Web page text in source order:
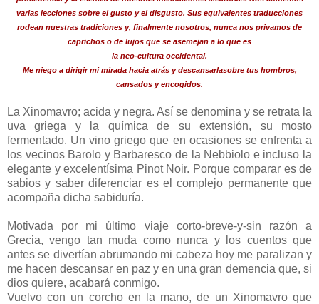
varias lecciones sobre el gusto y el disgusto. Sus equivalentes traducciones
rodean nuestras tradiciones y, finalmente nosotros, nunca nos privamos de
caprichos o de lujos que se asemejan a lo que es
la neo-cultura occidental.
Me niego a dirigir mi mirada hacia atrás y descansarlasobre tus hombros,
cansados y encogidos.
La Xinomavro; acida y negra. Así se denomina y se retrata la
uva griega y la química de su extensión, su mosto
fermentado. Un vino griego que en ocasiones se enfrenta a
los vecinos Barolo y Barbaresco de la Nebbiolo e incluso la
elegante y excelentísima Pinot Noir. Porque comparar es de
sabios y saber diferenciar es el complejo permanente que
acompaña dicha sabiduría.
Motivada por mi último viaje corto-breve-y-sin razón a
Grecia, vengo tan muda como nunca y los cuentos que
antes se divertían abrumando mi cabeza hoy me paralizan y
me hacen descansar en paz y en una gran demencia que, si
dios quiere, acabará conmigo.
Vuelvo con un corcho en la mano, de un Xinomavro que